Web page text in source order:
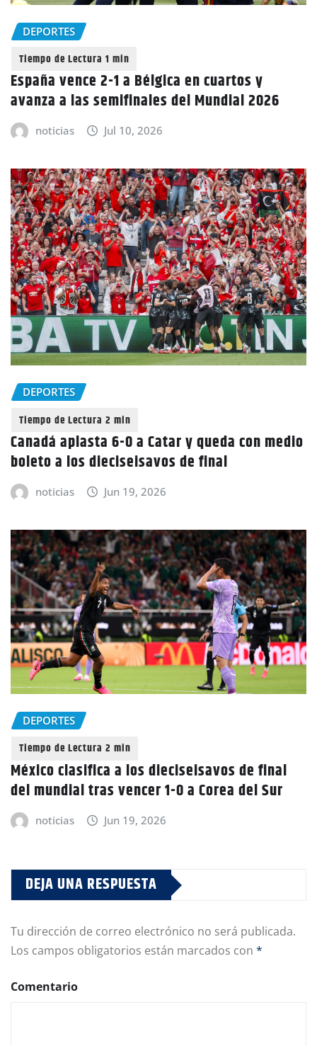
DEPORTES
España vence 2-1 a Bélgica en cuartos y
avanza a las semifinales del Mundial 2026
noticias Jul 10, 2026
DEPORTES
Canadá aplasta 6-0 a Catar y queda con medio
boleto a los dieciseisavos de final
noticias Jun 19, 2026
DEPORTES
México clasifica a los dieciseisavos de final
del mundial tras vencer 1-0 a Corea del Sur
noticias Jun 19, 2026
DEJA UNA RESPUESTA
Tu dirección de correo electrónico no será publicada.
Los campos obligatorios están marcados con *
Comentario